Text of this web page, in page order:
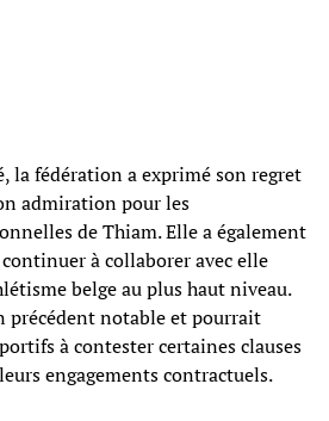
la fédération a exprimé son regret
admiration pour les
de Thiam. Elle a également
à collaborer avec elle
belge au plus haut niveau.
précédent notable et pourrait
à contester certaines clauses
engagements contractuels.